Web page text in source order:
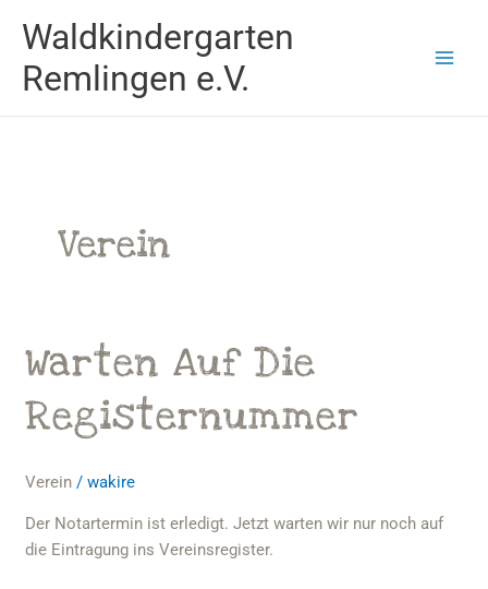
Inhalt
springen
Waldkindergarten
Remlingen e.V.
Verein
Warten Auf Die
Registernummer
Verein /wakire
Der Notartermin ist erledigt. Jetzt warten wir nur noch auf
die Eintragung ins Vereinsregister.
Warten
auf
die
Registernummer